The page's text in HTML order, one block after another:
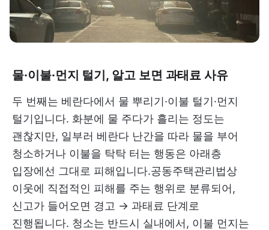
물·이불·먼지 털기, 알고 보면 과태료 사유
두 번째는 베란다에서 물 뿌리기·이불 털기·먼지
털기입니다. 화분에 물 주다가 흘리는 정도는
괜찮지만, 일부러 베란다 난간을 따라 물을 부어
청소하거나 이불을 탁탁 터는 행동은 아래층
입장에선 그대로 피해입니다.공동주택관리법상
이웃에 직접적인 피해를 주는 행위로 분류되어,
신고가 들어오면 경고 → 과태료 단계로
진행됩니다. 청소는 반드시 실내에서, 이불 먼지는